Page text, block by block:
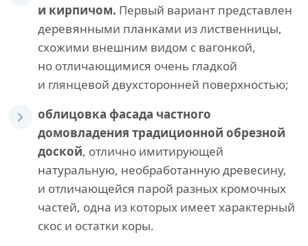
и кирпичом. Первый вариант представлен
деревянными планками из лиственницы,
схожими внешним видом с вагонкой,
но отличающимися очень гладкой
и глянцевой двухсторонней поверхностью;
облицовка фасада частного
домовладения традиционной обрезной
доской, отлично имитирующей
натуральную, необработанную древесину,
и отличающейся парой разных кромочных
частей, одна из которых имеет характерный
скос и остатки коры.